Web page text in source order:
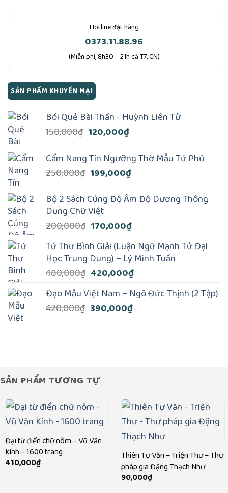
Hotline đặt hàng
0373.11.88.96
(Miễn phí, 8h30 – 21h cả T7, CN)
SẢN PHẨM KHUYẾN MẠI
Bói Quẻ Bài Thần - Huỳnh Liên Tử
150,000₫ Giá
là:
150,000₫.
120,000₫Giá
tại
là:
120,000₫.
Cẩm Nang Tín Ngưỡng Thờ Mẫu Tứ Phủ
250,000₫ Giá
là:
250,000₫.
199,000₫Giá
tại
199,000₫.
Bộ 2 Sách Cúng Độ Âm Độ Dương Thông
Dụng Chữ Việt
200,000₫ Giá
là:
200,000₫.
170,000₫Giá
tại
là:
170,000₫.
Tứ Thư Bình Giải (Luận Ngữ Mạnh Tử Đại
Học Trung Dung) – Lý Minh Tuấn
480,000₫ Giá
là:
480,000₫.
420,000₫Giá
tại
Đạo Mẫu Việt Nam – Ngô Đức Thịnh (2 Tập)
420,000₫ Giá
390,000₫Giá
SẢN PHẨM TƯƠNG TỰ
Đại từ điển chữ nôm – Vũ Văn
Kính – 1600 trang
410,000₫
Thiên Tự Văn – Triện Thư – Thư
pháp gia Đặng Thạch Như
90,000₫